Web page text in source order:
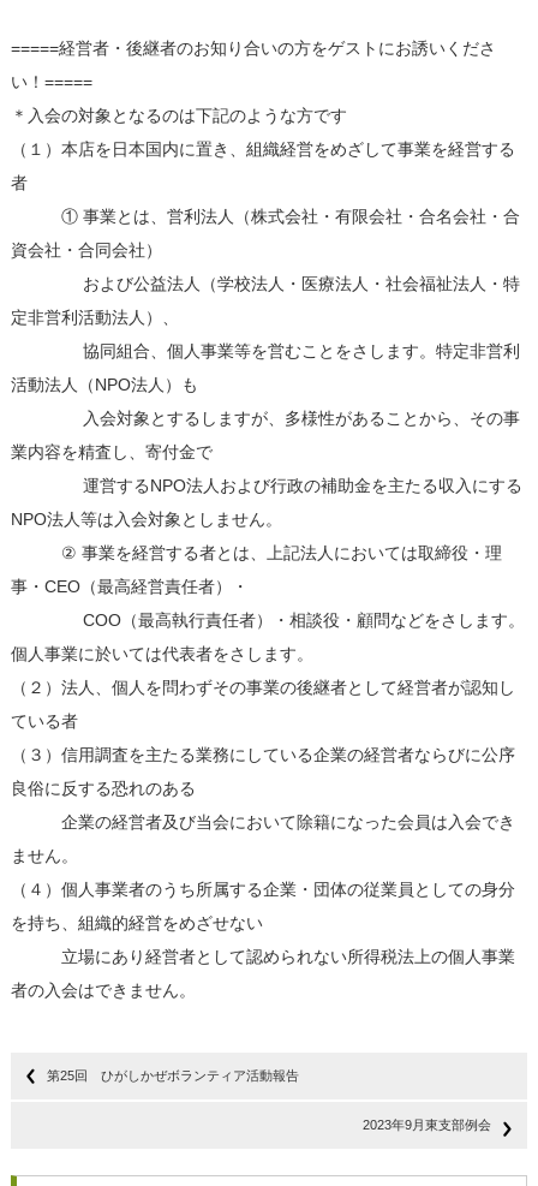
=====経営者・後継者のお知り合いの方をゲストにお誘いくださ
い！=====
＊入会の対象となるのは下記のような方です
（１）本店を日本国内に置き、組織経営をめざして事業を経営する
者
① 事業とは、営利法人（株式会社・有限会社・合名会社・合
資会社・合同会社）
および公益法人（学校法人・医療法人・社会福祉法人・特
定非営利活動法人）、
協同組合、個人事業等を営むことをさします。特定非営利
活動法人（NPO法人）も
入会対象とするしますが、多様性があることから、その事
業内容を精査し、寄付金で
運営するNPO法人および行政の補助金を主たる収入にする
NPO法人等は入会対象としません。
② 事業を経営する者とは、上記法人においては取締役・理
事・CEO（最高経営責任者）・
COO（最高執行責任者）・相談役・顧問などをさします。
個人事業に於いては代表者をさします。
（２）法人、個人を問わずその事業の後継者として経営者が認知し
ている者
（３）信用調査を主たる業務にしている企業の経営者ならびに公序
良俗に反する恐れのある
企業の経営者及び当会において除籍になった会員は入会でき
ません。
（４）個人事業者のうち所属する企業・団体の従業員としての身分
を持ち、組織的経営をめざせない
立場にあり経営者として認められない所得税法上の個人事業
者の入会はできません。
第25回 ひがしかぜボランティア活動報告
2023年9月東支部例会